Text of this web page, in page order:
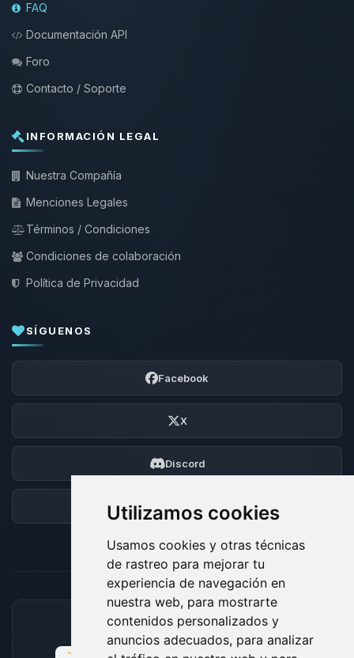
Utilizamos cookies
Usamos cookies y otras técnicas
de rastreo para mejorar tu
experiencia de navegación en
nuestra web, para mostrarte
contenidos personalizados y
anuncios adecuados, para analizar
FAQ
Documentación API
Foro
Contacto / Soporte
INFORMACIÓN LEGAL
Nuestra Compañía
Menciones Legales
Términos / Condiciones
Condiciones de colaboración
Política de Privacidad
SÍGUENOS
Facebook
X
Discord
Foro
MÉTODOS DE PAGO ACEPTADOS